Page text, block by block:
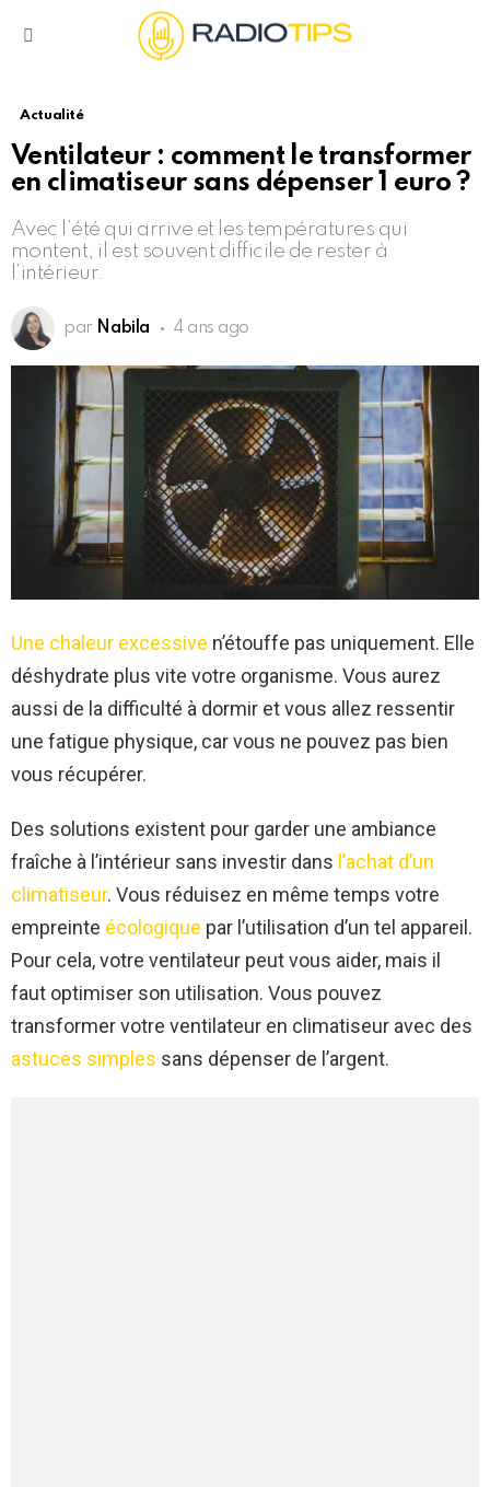
Actualité
Ventilateur : comment le transformer
en climatiseur sans dépenser 1 euro ?
Avec l’été qui arrive et les températures qui
montent, il est souvent difficile de rester à
l’intérieur.
par Nabila 4 ans ago
Une chaleur excessive n’étouffe pas uniquement. Elle
déshydrate plus vite votre organisme. Vous aurez
aussi de la difficulté à dormir et vous allez ressentir
une fatigue physique, car vous ne pouvez pas bien
vous récupérer.
Des solutions existent pour garder une ambiance
fraîche à l’intérieur sans investir dans l’achat d’un
climatiseur. Vous réduisez en même temps votre
empreinte écologique par l’utilisation d’un tel appareil.
Pour cela, votre ventilateur peut vous aider, mais il
faut optimiser son utilisation. Vous pouvez
transformer votre ventilateur en climatiseur avec des
astuces simples sans dépenser de l’argent.